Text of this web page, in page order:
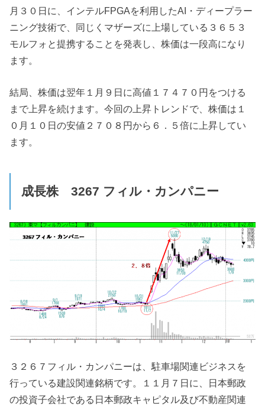
月３０日に、インテルFPGAを利用したAI・ディープラー
ニング技術で、同じくマザーズに上場している３６５３
モルフォと提携することを発表し、株価は一段高になり
ます。
結局、株価は翌年１月９日に高値１７４７０円をつける
まで上昇を続けます。今回の上昇トレンドで、株価は１
０月１０日の安値２７０８円から６．５倍に上昇してい
ます。
成長株 3267 フィル・カンパニー
３２６７フィル・カンパニーは、駐車場関連ビジネスを
行っている建設関連銘柄です。１１月７日に、日本郵政
の投資子会社である日本郵政キャピタル及び不動産関連